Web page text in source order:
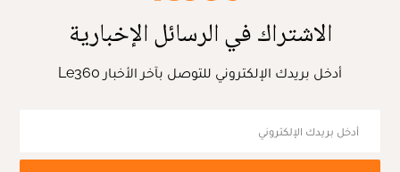
الاشتراك في الرسائل الإخبارية
أدخل بريدك الإلكتروني للتوصل بآخر الأخبار Le360